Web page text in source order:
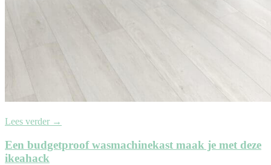
Lees verder →
Een budgetproof wasmachinekast maak je met deze
ikeahack